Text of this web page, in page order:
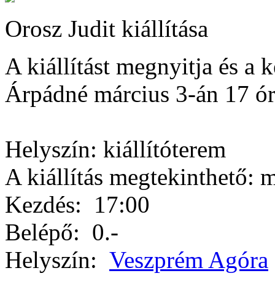
Orosz Judit kiállítása
A kiállítást megnyitja és a
Árpádné március 3-án 17
Helyszín: kiállítóterem
A kiállítás megtekinthető:
Kezdés: 17:00
Belépő: 0.-
Helyszín: Veszprém Agóra